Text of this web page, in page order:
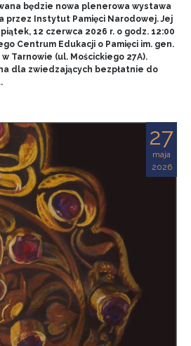
będzie nowa plenerowa wystawa
przez Instytut Pamięci Narodowej. Jej
12 czerwca 2026 r. o godz. 12:00
Centrum Edukacji o Pamięci im. gen.
Tarnowie (ul. Mościckiego 27A).
dla zwiedzających bezpłatnie do
27
maja
2026